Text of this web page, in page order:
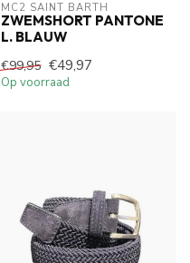
MC2 SAINT BARTH
ZWEMSHORT PANTONE
L. BLAUW
€99,95 €49,97
Op voorraad